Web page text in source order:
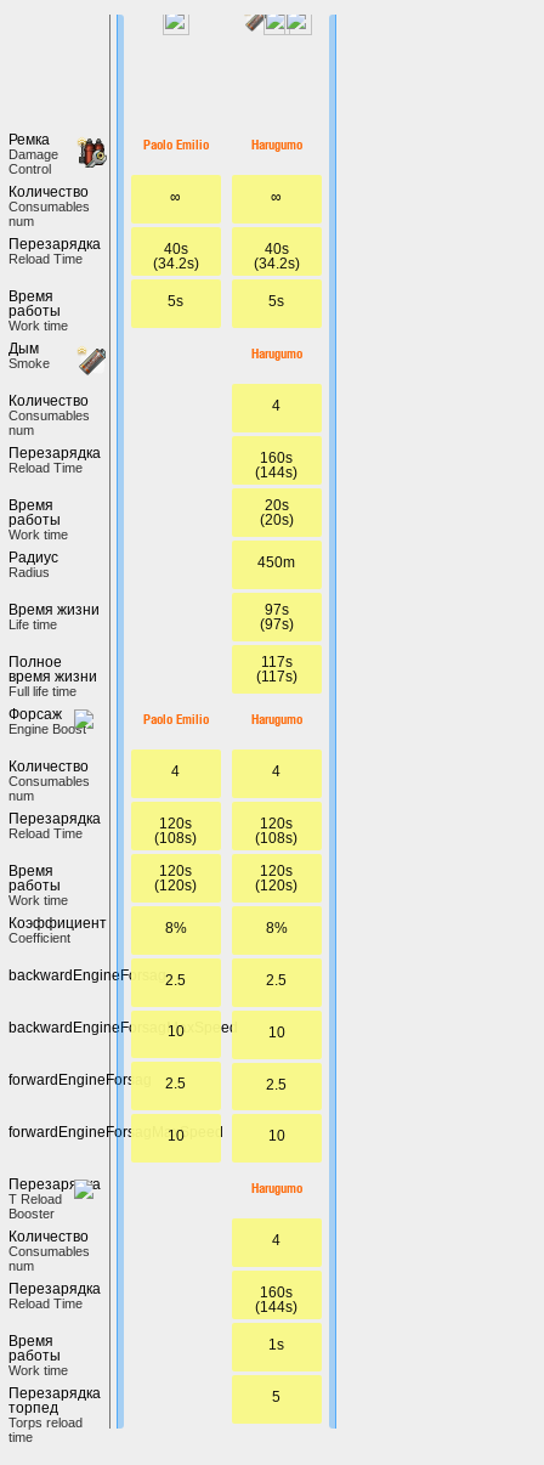
Ремка
Damage
Control
Количество
Сonsumables
num
Перезарядка
Reload Time
Время
работы
Work time
Дым
Smoke
Количество
Сonsumables
num
Перезарядка
Reload Time
Время
работы
Work time
Радиус
Radius
Время жизни
Life time
Полное
время жизни
Full life time
Форсаж
Engine Boost
Количество
Сonsumables
num
Перезарядка
Reload Time
Время
работы
Work time
Коэффициент
Coefficient
backwardEngineForsag
backwardEngineForsagMaxSpeed
forwardEngineForsag
forwardEngineForsagMaxSpeed
Перезарядка
T Reload
Booster
Количество
Сonsumables
num
Перезарядка
Reload Time
Время
работы
Work time
Перезарядка
торпед
Torps reload
time
Paolo Emilio
∞
40s
(34.2s)
5s
Paolo Emilio
4
120s
(108s)
120s
(120s)
8%
2.5
10
2.5
10
Harugumo
∞
40s
(34.2s)
5s
Harugumo
4
160s
(144s)
20s
(20s)
450m
97s
(97s)
117s
(117s)
Harugumo
4
120s
(108s)
120s
(120s)
8%
2.5
10
2.5
10
Harugumo
4
160s
(144s)
1s
5